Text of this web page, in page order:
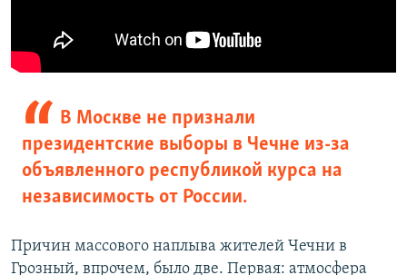
В Москве не признали
президентские выборы в Чечне из-за
объявленного республикой курса на
независимость от России.
Причин массового наплыва жителей Чечни в
Грозный, впрочем, было две. Первая: атмосфера